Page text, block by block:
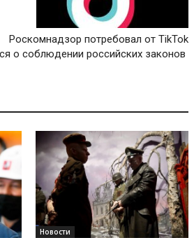
Роскомнадзор потребовал от TikTok
о соблюдении российских законов
Новости